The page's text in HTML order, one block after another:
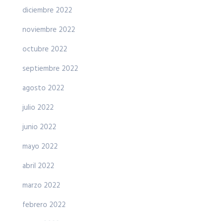
diciembre 2022
noviembre 2022
octubre 2022
septiembre 2022
agosto 2022
julio 2022
junio 2022
mayo 2022
abril 2022
marzo 2022
febrero 2022